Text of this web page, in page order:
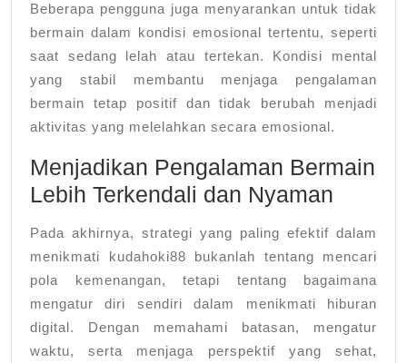
Beberapa pengguna juga menyarankan untuk tidak
bermain dalam kondisi emosional tertentu, seperti
saat sedang lelah atau tertekan. Kondisi mental
yang stabil membantu menjaga pengalaman
bermain tetap positif dan tidak berubah menjadi
aktivitas yang melelahkan secara emosional.
Menjadikan Pengalaman Bermain
Lebih Terkendali dan Nyaman
Pada akhirnya, strategi yang paling efektif dalam
menikmati kudahoki88 bukanlah tentang mencari
pola kemenangan, tetapi tentang bagaimana
mengatur diri sendiri dalam menikmati hiburan
digital. Dengan memahami batasan, mengatur
waktu, serta menjaga perspektif yang sehat,